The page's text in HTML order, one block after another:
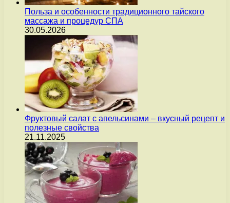
Польза и особенности традиционного тайского
массажа и процедур СПА
30.05.2026
Фруктовый салат с апельсинами – вкусный рецепт и
полезные свойства
21.11.2025